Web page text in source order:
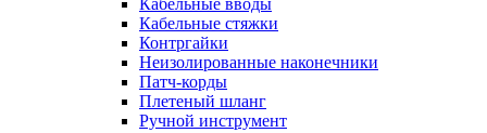
Кабельные вводы
Кабельные стяжки
Контргайки
Неизолированные наконечники
Патч-корды
Плетеный шланг
Ручной инструмент